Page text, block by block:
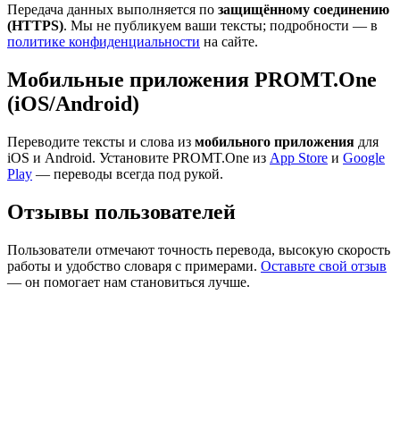
Передача данных выполняется по защищённому соединению
(HTTPS). Мы не публикуем ваши тексты; подробности — в
политике конфиденциальности на сайте.
Мобильные приложения PROMT.One
(iOS/Android)
Переводите тексты и слова из мобильного приложения для
iOS и Android. Установите PROMT.One из App Store и Google
Play — переводы всегда под рукой.
Отзывы пользователей
Пользователи отмечают точность перевода, высокую скорость
работы и удобство словаря с примерами. Оставьте свой отзыв
— он помогает нам становиться лучше.